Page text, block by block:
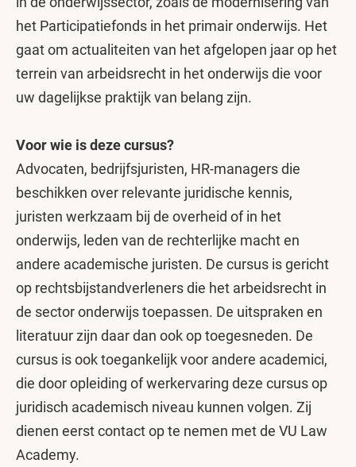
het Participatiefonds in het primair onderwijs. Het
gaat om actualiteiten van het afgelopen jaar op het
terrein van arbeidsrecht in het onderwijs die voor
uw dagelijkse praktijk van belang zijn.
Voor wie is deze cursus?
Advocaten, bedrijfsjuristen, HR-managers die
beschikken over relevante juridische kennis,
juristen werkzaam bij de overheid of in het
onderwijs, leden van de rechterlijke macht en
andere academische juristen. De cursus is gericht
op rechtsbijstandverleners die het arbeidsrecht in
de sector onderwijs toepassen. De uitspraken en
literatuur zijn daar dan ook op toegesneden. De
cursus is ook toegankelijk voor andere academici,
die door opleiding of werkervaring deze cursus op
juridisch academisch niveau kunnen volgen. Zij
dienen eerst contact op te nemen met de VU Law
Academy.